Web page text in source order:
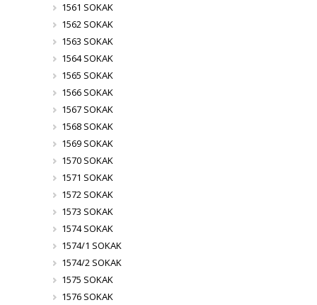
1561 SOKAK
1562 SOKAK
1563 SOKAK
1564 SOKAK
1565 SOKAK
1566 SOKAK
1567 SOKAK
1568 SOKAK
1569 SOKAK
1570 SOKAK
1571 SOKAK
1572 SOKAK
1573 SOKAK
1574 SOKAK
1574/1 SOKAK
1574/2 SOKAK
1575 SOKAK
1576 SOKAK